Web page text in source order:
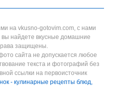
на vkusno-gotovim.com, с нами
вы найдете вкусные домашние
защищены.
сайта не допускается любое
текста и фотографий без
ссылки на первоисточник
- кулинарные рецепты блюд,